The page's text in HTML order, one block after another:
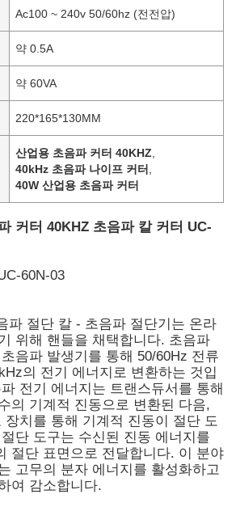
Ac100 ~ 240v 50/60hz (전전압)
약 0.5A
약 60VA
220*165*130MM
산업용 초음파 커터 40KHZ
40kHz 초음파 나이프 커터
40W 산업용 초음파 커터
커터 40KHZ 초음파 칼 커터 UC-
60N-03
절단 칼 - 초음파 절단기는 온라
위해 핸들을 채택합니다. 초음파
음파 발생기를 통해 50/60Hz 전류
의 전기 에너지로 변환하는 것입
전기 에너지는 트랜스듀서를 통해
의 기계적 진동으로 변환된 다음,
장치를 통해 기계적 진동이 절단 도
단 도구는 수신된 진동 에너지를
절단 표면으로 전달합니다. 이 분야
고무의 분자 에너지를 활성화하고
여 감소합니다.